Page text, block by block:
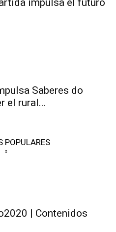
impulsa el futuro
Saberes do
el rural...
POPULARES
| Contenidos